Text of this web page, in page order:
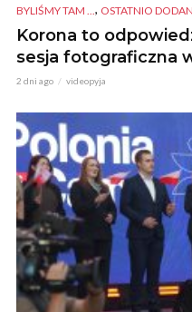
BYLIŚMY TAM ... , OSTATNIO
Korona to
sesja fotograficzna
2 dni ago videopyja